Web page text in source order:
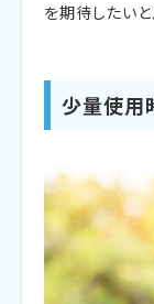
を期待したいと
少量使用